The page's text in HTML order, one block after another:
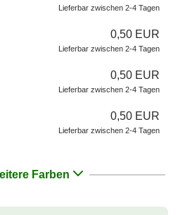
Lieferbar zwischen 2-4 Tagen
0,50 EUR
Lieferbar zwischen 2-4 Tagen
0,50 EUR
Lieferbar zwischen 2-4 Tagen
0,50 EUR
Lieferbar zwischen 2-4 Tagen
Farben